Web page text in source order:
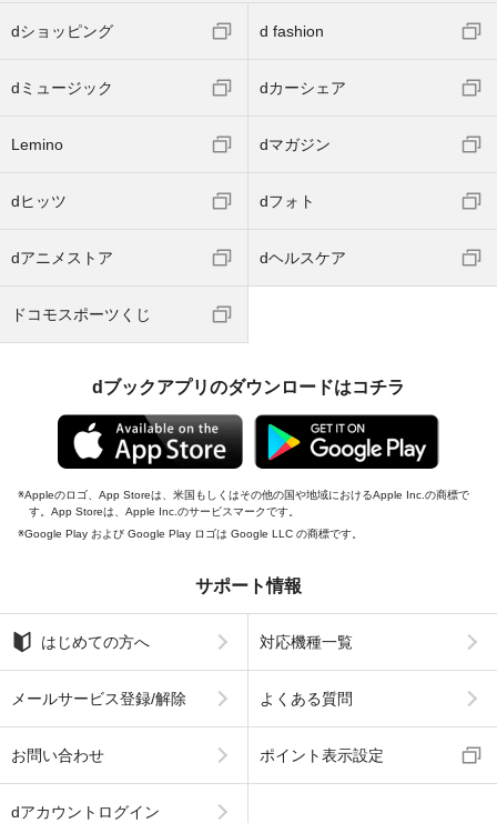
dショッピング d fashion
dミュージック dカーシェア
Lemino dマガジン
dヒッツ dフォト
dアニメストア dヘルスケア
ドコモスポーツくじ
dブックアプリのダウンロードはコチラ
Appleのロゴ、App Storeは、米国もしくはその他の国や地域におけるApple Inc.の商標で
す。App Storeは、Apple Inc.のサービスマークです。
Google Play および Google Play ロゴは Google LLC の商標です。
サポート情報
はじめての方へ 対応機種一覧
メールサービス登録/解除 よくある質問
お問い合わせ ポイント表示設定
dアカウントログイン